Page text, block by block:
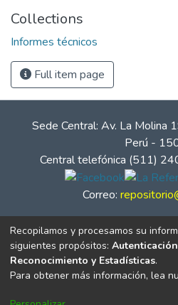
Collections
Informes técnicos
Full item page
Sede Central: Av. La Molina
Perú -
Central telefónica (511)
Correo:
Recopilamos y procesamos su
siguientes propósitos:
Reconocimiento y Estadísticas.
Para obtener más información, lea